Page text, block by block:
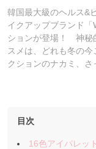
韓国最大級のヘルス&
イクアップブランド「
ションが登場！ 神秘
スメは、どれも冬の
クションのナカミ、
目次
16色アイパレッ